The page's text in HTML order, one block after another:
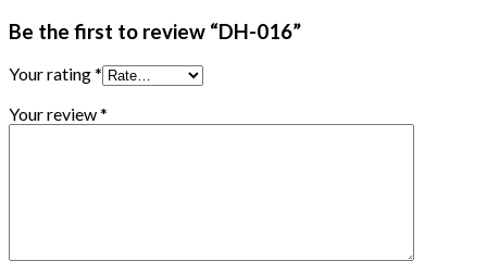
Be the first to review “DH-016”
Your rating*
Your review*